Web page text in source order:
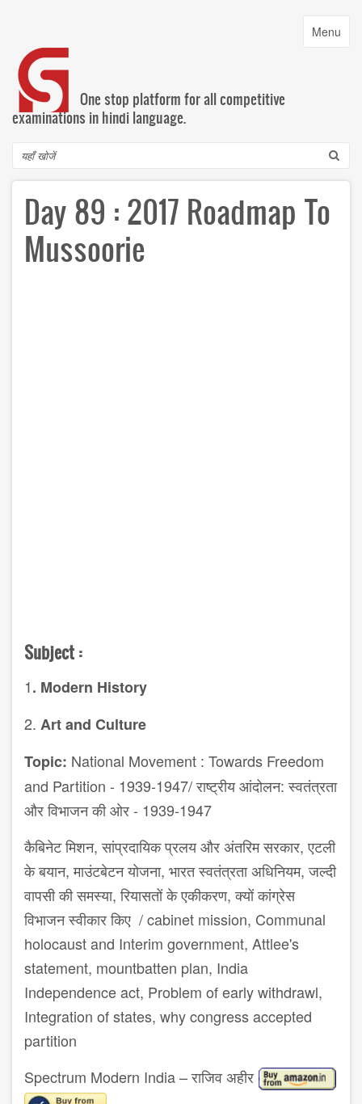
content
Toggle
Menu
One stop platform for all competitive
examinations in hindi language.
Search
Day 89 : 2017 Roadmap To
Mussoorie
Subject :
1. Modern History
2. Art and Culture
Topic: National Movement : Towards Freedom
and Partition - 1939-1947/राष्ट्रीय आंदोलन: स्वतंत्रता
और विभाजनकी ओर- 1939-1947
कैबिनेट मिशन, सांप्रदायिकप्रलय औरअंतरिम सरकार, एटली
के बयान, माउंटबेटनयोजना, भारतस्वतंत्रता अधिनियम, जल्दी
वापसीकी समस्या, रियासतों के एकीकरण, क्योंकांग्रेस
विभाजनस्वीकार किए / cabinet mission, Communal
holocaust and Interim government, Attlee's
statement, mountbatten plan, India
Independence act, Problem of early withdrawl,
Integration of states, why congress accepted
partition
Spectrum Modern India –राजिव अहीर